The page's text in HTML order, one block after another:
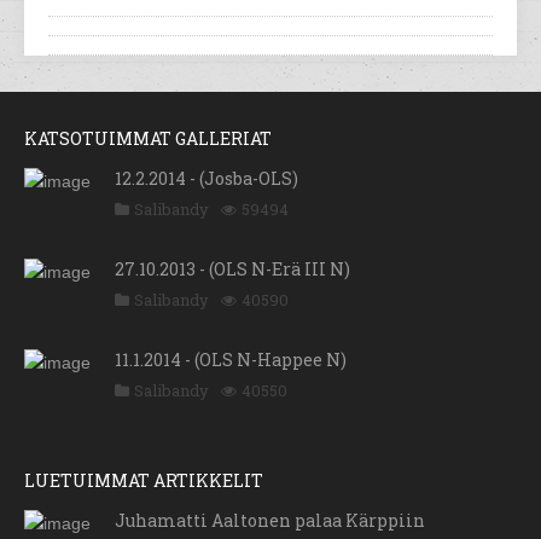
KATSOTUIMMAT GALLERIAT
12.2.2014 - (Josba-OLS)
Salibandy 59494
27.10.2013 - (OLS N-Erä III N)
Salibandy 40590
11.1.2014 - (OLS N-Happee N)
Salibandy 40550
LUETUIMMAT ARTIKKELIT
Juhamatti Aaltonen palaa Kärppiin